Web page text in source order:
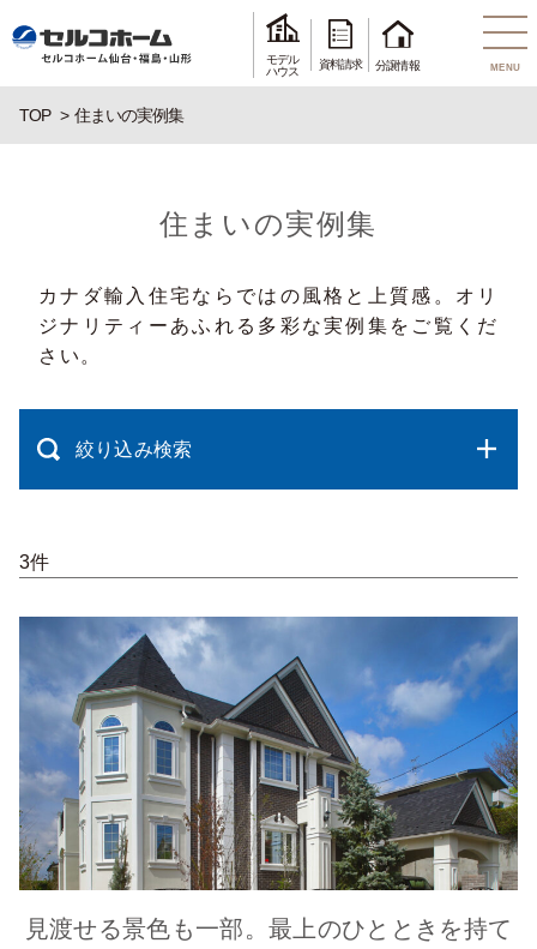
モデル
ハウス
資料請求 分譲情報 MENU
TOP 住まいの実例集
住まいの実例集
カナダ輸入住宅ならではの風格と上質感。オリ
ジナリティーあふれる多彩な実例集をご覧くだ
さい。
絞り込み検索
3件
見渡せる景色も一部。最上のひとときを持て